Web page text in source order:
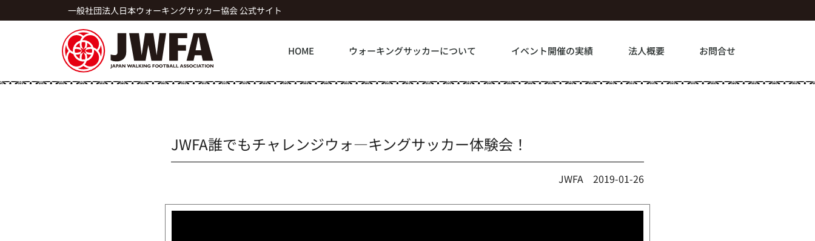
一般社団法人日本ウォーキングサッカー協会 公式サイト
HOME ウォーキングサッカーについて イベント開催の実績 法人概要 お問合せ
JWFA誰でもチャレンジウォ―キングサッカー体験会！
JWFA 2019-01-26